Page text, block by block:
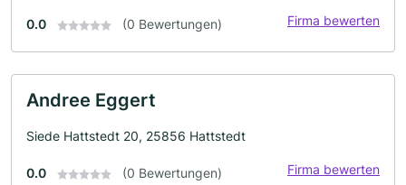
0.0 (0 Bewertungen) Firma bewerten
Andree Eggert
Siede Hattstedt 20, 25856 Hattstedt
0.0 (0 Bewertungen) Firma bewerten